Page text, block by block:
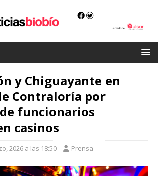
y Chiguayante en
Contraloría por
funcionarios
casinos
2026 a las 18:50 Prensa